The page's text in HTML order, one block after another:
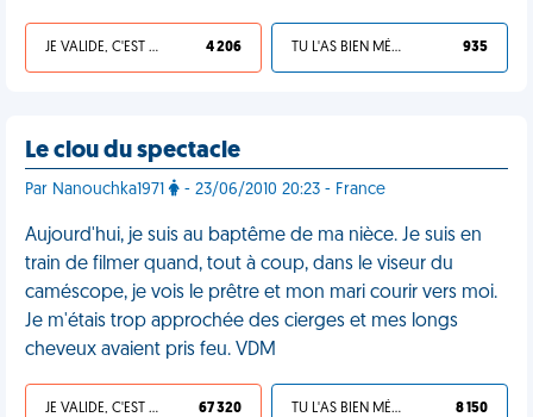
JE VALIDE, C'EST UNE VDM 4 206 TU L'AS BIEN MÉRITÉ 935
Le clou du spectacle
Par Nanouchka1971 - 23/06/2010 20:23 - France
Aujourd'hui, je suis au baptême de ma nièce. Je suis en
train de filmer quand, tout à coup, dans le viseur du
caméscope, je vois le prêtre et mon mari courir vers moi.
Je m'étais trop approchée des cierges et mes longs
cheveux avaient pris feu. VDM
JE VALIDE, C'EST UNE VDM 67 320 TU L'AS BIEN MÉRITÉ 8 150